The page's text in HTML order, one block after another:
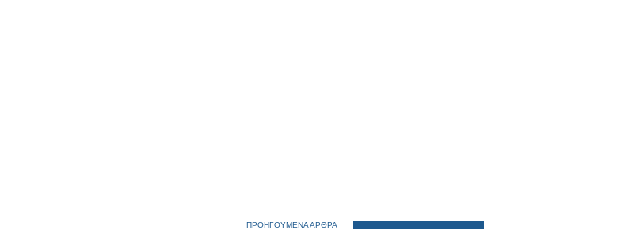
ΠΡΟΗΓΟΥΜΕΝΑ ΑΡΘΡΑ